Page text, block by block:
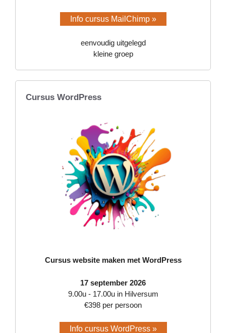
Info cursus MailChimp »
eenvoudig uitgelegd
kleine groep
Cursus WordPress
Cursus website maken met WordPress
17 september 2026
9.00u - 17.00u in Hilversum
€398 per persoon
Info cursus WordPress »